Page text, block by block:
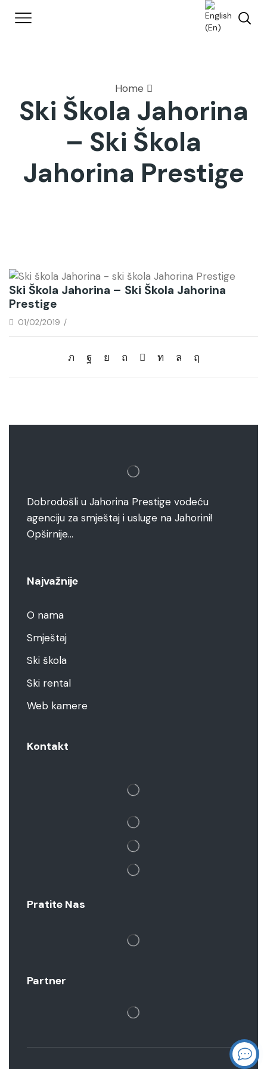
Home
Ski Škola Jahorina
– Ski Škola
Jahorina Prestige
Ski Škola Jahorina – Ski Škola Jahorina
Prestige
01/02/2019 /
Dobrodošli u Jahorina Prestige vodeću
agenciju za smještaj i usluge na Jahorini!
Opširnije…
Najvažnije
O nama
Smještaj
Ski škola
Ski rental
Web kamere
Kontakt
Pratite Nas
Partner